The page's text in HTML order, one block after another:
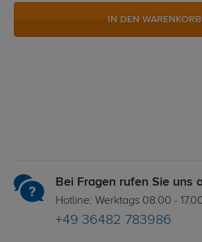
IN DEN WARENKORB
Bei Fragen rufen Sie uns
Hotline: Werktags 08.00 -
+49 36482 783986